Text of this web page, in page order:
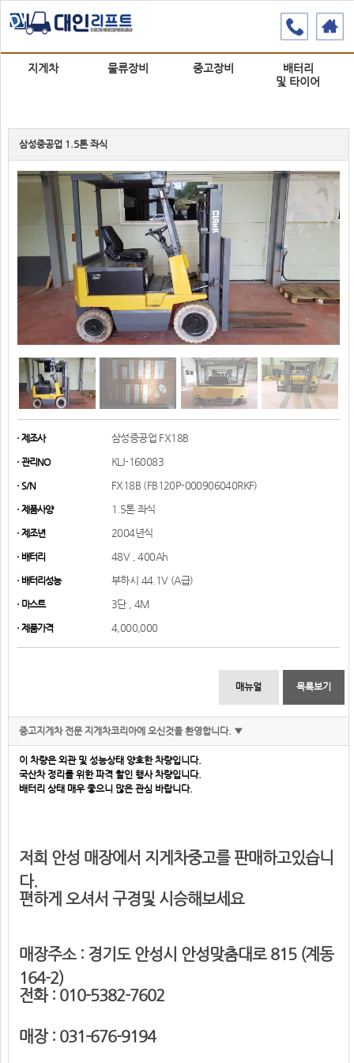
지게차 물류장비 중고장비
배터리
및 타이어
삼성중공업 1.5톤 좌식
제조사 삼성증공업 FX18B
관리NO KLJ-160083
S/N FX18B (FB120P-000906040RKF)
제품사양 1.5톤 좌식
제조년 2004년식
배터리 48V , 400Ah
배터리성능 부하시 44.1V (A급)
마스트 3단 , 4M
제품가격 4,000,000
목록보기
매뉴얼
중고지게차 전문 지게차코리아에 오신것을 환영합니다. ▼
이 차량은 외관 및 성능상태 양호한 차량입니다.
국산차 정리를 위한 파격 할인 행사 차량입니다.
배터리 상태 매우 좋으니 많은 관심 바랍니다.
저희 안성 매장에서 지게차중고를 판매하고있습니
다.
편하게 오셔서 구경및 시승해보세요
매장주소 : 경기도 안성시 안성맞춤대로 815 (계동
164-2)
전화 : 010-5382-7602
매장 : 031-676-9194